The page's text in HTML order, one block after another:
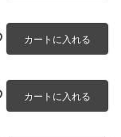
カートに入れる
カートに入れる